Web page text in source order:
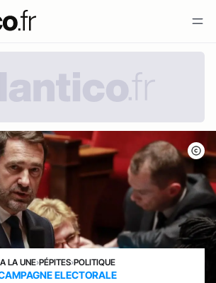
A LA UNE›PÉPITES›POLITIQUE
ELECTORALE